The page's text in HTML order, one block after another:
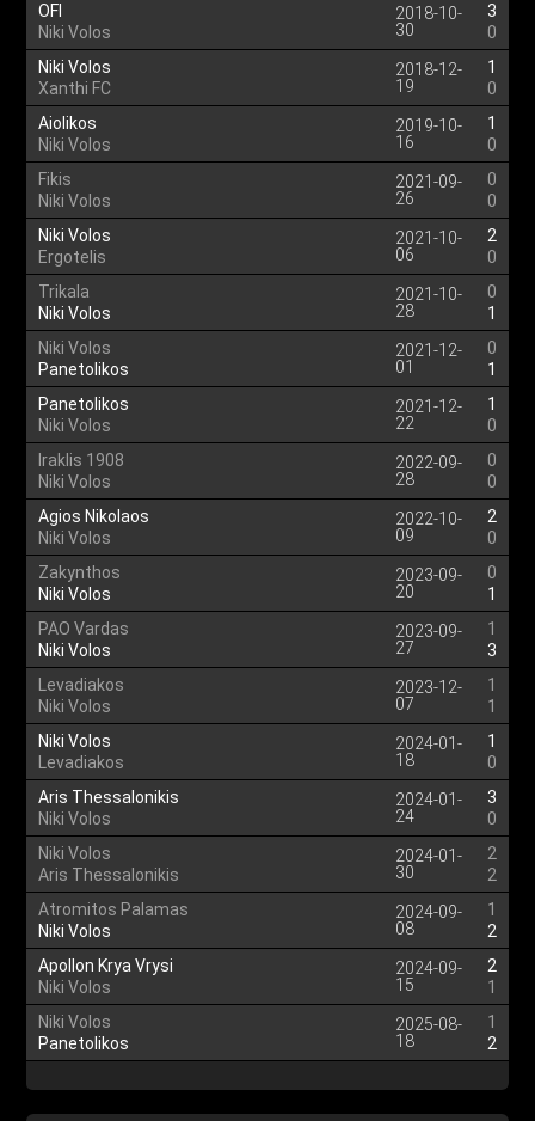
OFI
Niki Volos
2018-10-
30
3
0
Niki Volos
Xanthi FC
2018-12-
19
1
0
Aiolikos
Niki Volos
2019-10-
16
1
0
Fikis
Niki Volos
2021-09-
26
0
0
Niki Volos
Ergotelis
2021-10-
06
2
0
Trikala
Niki Volos
2021-10-
28
0
1
Niki Volos
Panetolikos
2021-12-
01
0
1
Panetolikos
Niki Volos
2021-12-
22
1
0
Iraklis 1908
Niki Volos
2022-09-
28
0
0
Agios Nikolaos
Niki Volos
2022-10-
09
2
0
Zakynthos
Niki Volos
2023-09-
20
0
1
PAO Vardas
Niki Volos
2023-09-
27
1
3
Levadiakos
Niki Volos
2023-12-
07
1
1
Niki Volos
Levadiakos
2024-01-
18
1
0
Aris Thessalonikis
Niki Volos
2024-01-
24
3
0
Niki Volos
Aris Thessalonikis
2024-01-
30
2
2
Atromitos Palamas
Niki Volos
2024-09-
08
1
2
Apollon Krya Vrysi
Niki Volos
2024-09-
15
2
1
Niki Volos
Panetolikos
2025-08-
18
1
2